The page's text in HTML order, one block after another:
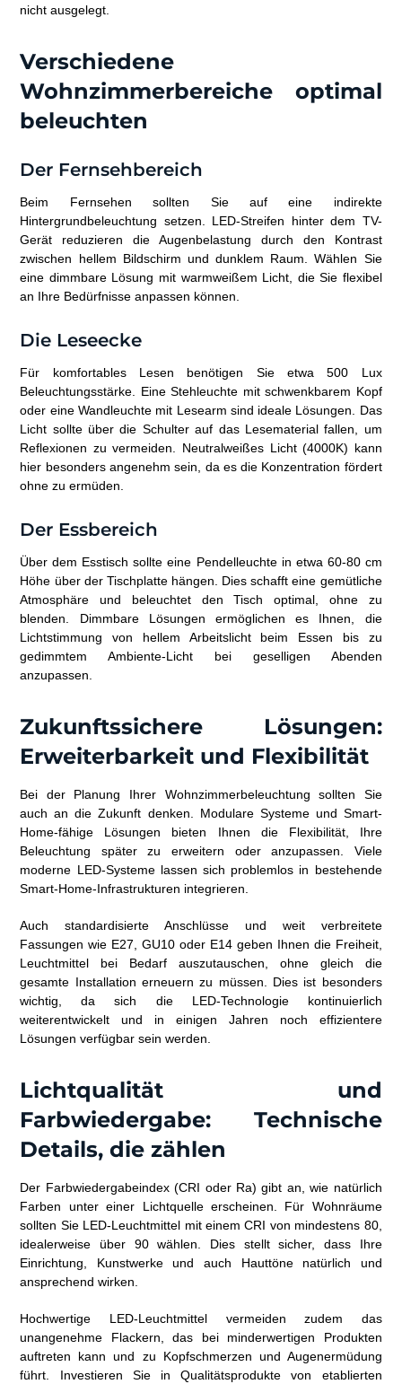
nicht ausgelegt.
Verschiedene
Wohnzimmerbereiche optimal
beleuchten
Der Fernsehbereich
Beim Fernsehen sollten Sie auf eine indirekte
Hintergrundbeleuchtung setzen. LED-Streifen hinter dem TV-
Gerät reduzieren die Augenbelastung durch den Kontrast
zwischen hellem Bildschirm und dunklem Raum. Wählen Sie
eine dimmbare Lösung mit warmweißem Licht, die Sie flexibel
an Ihre Bedürfnisse anpassen können.
Die Leseecke
Für komfortables Lesen benötigen Sie etwa 500 Lux
Beleuchtungsstärke. Eine Stehleuchte mit schwenkbarem Kopf
oder eine Wandleuchte mit Lesearm sind ideale Lösungen. Das
Licht sollte über die Schulter auf das Lesematerial fallen, um
Reflexionen zu vermeiden. Neutralweißes Licht (4000K) kann
hier besonders angenehm sein, da es die Konzentration fördert
ohne zu ermüden.
Der Essbereich
Über dem Esstisch sollte eine Pendelleuchte in etwa 60-80 cm
Höhe über der Tischplatte hängen. Dies schafft eine gemütliche
Atmosphäre und beleuchtet den Tisch optimal, ohne zu
blenden. Dimmbare Lösungen ermöglichen es Ihnen, die
Lichtstimmung von hellem Arbeitslicht beim Essen bis zu
gedimmtem Ambiente-Licht bei geselligen Abenden
anzupassen.
Zukunftssichere Lösungen:
Erweiterbarkeit und Flexibilität
Bei der Planung Ihrer Wohnzimmerbeleuchtung sollten Sie
auch an die Zukunft denken. Modulare Systeme und Smart-
Home-fähige Lösungen bieten Ihnen die Flexibilität, Ihre
Beleuchtung später zu erweitern oder anzupassen. Viele
moderne LED-Systeme lassen sich problemlos in bestehende
Smart-Home-Infrastrukturen integrieren.
Auch standardisierte Anschlüsse und weit verbreitete
Fassungen wie E27, GU10 oder E14 geben Ihnen die Freiheit,
Leuchtmittel bei Bedarf auszutauschen, ohne gleich die
gesamte Installation erneuern zu müssen. Dies ist besonders
wichtig, da sich die LED-Technologie kontinuierlich
weiterentwickelt und in einigen Jahren noch effizientere
Lösungen verfügbar sein werden.
Lichtqualität und
Farbwiedergabe: Technische
Details, die zählen
Der Farbwiedergabeindex (CRI oder Ra) gibt an, wie natürlich
Farben unter einer Lichtquelle erscheinen. Für Wohnräume
sollten Sie LED-Leuchtmittel mit einem CRI von mindestens 80,
idealerweise über 90 wählen. Dies stellt sicher, dass Ihre
Einrichtung, Kunstwerke und auch Hauttöne natürlich und
ansprechend wirken.
Hochwertige LED-Leuchtmittel vermeiden zudem das
unangenehme Flackern, das bei minderwertigen Produkten
auftreten kann und zu Kopfschmerzen und Augenermüdung
führt. Investieren Sie in Qualitätsprodukte von etablierten